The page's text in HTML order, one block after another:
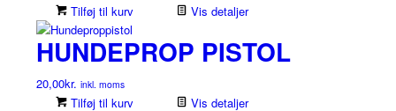
Tilføj til kurv Vis detaljer
HUNDEPROP PISTOL
20,00kr. inkl. moms
Tilføj til kurv Vis detaljer